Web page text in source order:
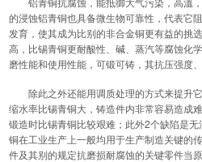
的浸蚀铝青铜也具备微生物可靠性，代表它
发育，使其成为比别的非合金铜更有益的挑
高，比锡青铜更耐酸性、碱、蒸汽等腐蚀化
磨性能和使用性能，可锻可铸，其抗压强度
除此之外还能用调质处理的方式来提升
缩水率比锡青铜大，铸造件内非常容易造成
锻造时比锡青铜比较艰难；此外2个缺陷是
铜在工业生产上一般均用于生产制造关键的
件及其别的规定抗磨损耐腐蚀的关键零件当